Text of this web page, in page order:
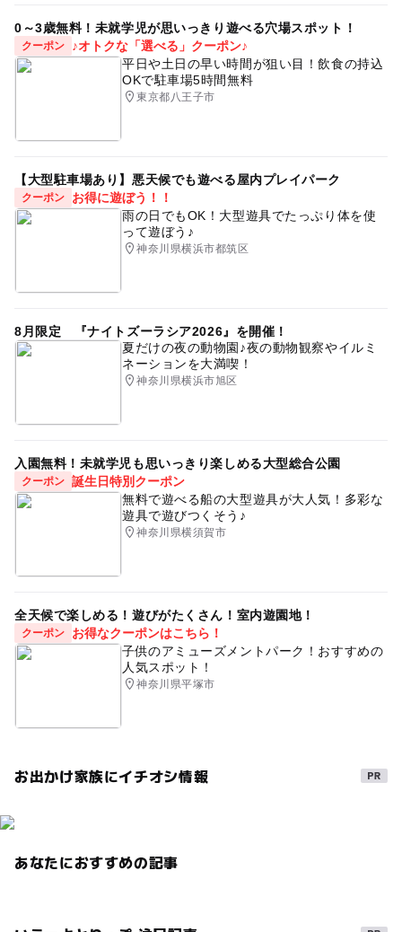
0～3歳無料！未就学児が思いっきり遊べる穴場スポット！
クーポン
♪オトクな「選べる」クーポン♪
平日や土日の早い時間が狙い目！飲食の持込
OKで駐車場5時間無料
東京都八王子市
【大型駐車場あり】悪天候でも遊べる屋内プレイパーク
クーポン
お得に遊ぼう！！
雨の日でもOK！大型遊具でたっぷり体を使
って遊ぼう♪
神奈川県横浜市都筑区
8月限定 『ナイトズーラシア2026』を開催！
夏だけの夜の動物園♪夜の動物観察やイルミ
ネーションを大満喫！
神奈川県横浜市旭区
入園無料！未就学児も思いっきり楽しめる大型総合公園
クーポン 誕生日特別クーポン
無料で遊べる船の大型遊具が大人気！多彩な
遊具で遊びつくそう♪
神奈川県横須賀市
全天候で楽しめる！遊びがたくさん！室内遊園地！
クーポン
お得なクーポンはこちら！
子供のアミューズメントパーク！おすすめの
人気スポット！
神奈川県平塚市
お出かけ家族にイチオシ情報
あなたにおすすめの記事